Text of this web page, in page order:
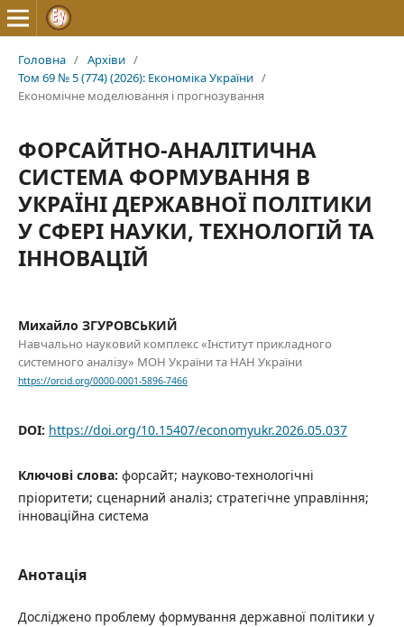
Головна / Архіви /
Том 69 № 5 (774) (2026): Економіка України /
Економічне моделювання і прогнозування
ФОРСАЙТНО-АНАЛІТИЧНА
СИСТЕМА ФОРМУВАННЯ В
УКРАЇНІ ДЕРЖАВНОЇ ПОЛІТИКИ
У СФЕРІ НАУКИ, ТЕХНОЛОГІЙ ТА
ІННОВАЦІЙ
Михайло ЗГУРОВСЬКИЙ
Навчально науковий комплекс «Інститут прикладного
системного аналізу» МОН України та НАН України
https://orcid.org/0000-0001-5896-7466
DOI: https://doi.org/10.15407/economyukr.2026.05.037
Ключові слова: форсайт; науково-технологічні
пріоритети; сценарний аналіз; стратегічне управління;
інноваційна система
Анотація
Досліджено проблему формування державної політики у